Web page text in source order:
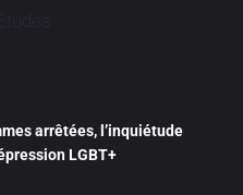
arrêtées, l’inquiétude
LGBT+